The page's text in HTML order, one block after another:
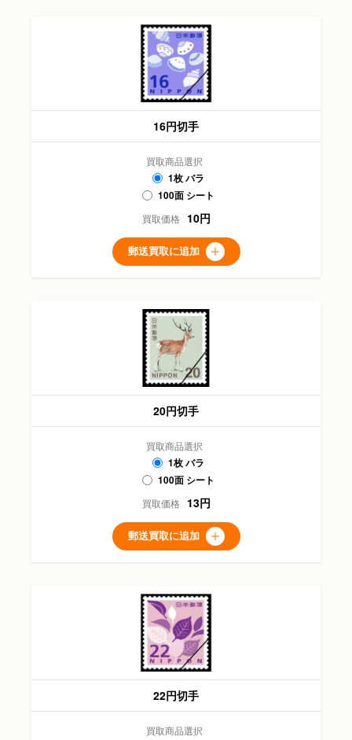
16円切手
買取商品選択
1枚 バラ
100面 シート
買取価格
10円
郵送買取に追加
20円切手
買取商品選択
1枚 バラ
100面 シート
買取価格
13円
郵送買取に追加
22円切手
買取商品選択